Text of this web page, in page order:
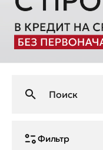
Фильтр